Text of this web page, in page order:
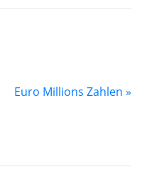
Euro Millions Zahlen »